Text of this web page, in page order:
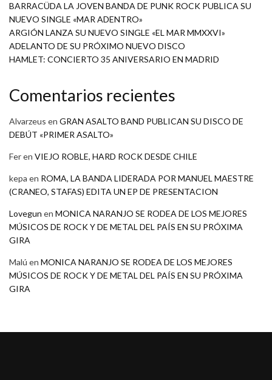
BARRACÜDA LA JOVEN BANDA DE PUNK ROCK PUBLICA SU
NUEVO SINGLE «MAR ADENTRO»
ARGIÓN LANZA SU NUEVO SINGLE «EL MAR MMXXVI»
ADELANTO DE SU PRÓXIMO NUEVO DISCO
HAMLET: CONCIERTO 35 ANIVERSARIO EN MADRID
Comentarios recientes
Alvarzeus en GRAN ASALTO BAND PUBLICAN SU DISCO DE
DEBÚT «PRIMER ASALTO»
Feren VIEJO ROBLE, HARD ROCK DESDE CHILE
kepa en ROMA, LA BANDA LIDERADA POR MANUEL MAESTRE
(CRANEO, STAFAS) EDITA UN EP DE PRESENTACION
Lovegun en MONICA NARANJO SE RODEA DE LOS MEJORES
MÚSICOS DE ROCK Y DE METAL DEL PAÍS EN SU PRÓXIMA
GIRA
Malú en MONICA NARANJO SE RODEA DE LOS MEJORES
MÚSICOS DE ROCK Y DE METAL DEL PAÍS EN SU PRÓXIMA
GIRA